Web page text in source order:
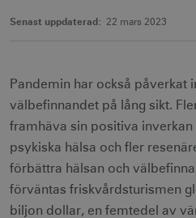
Senast uppdaterad: 22 mars 2023
Pandemin har också påverkat
välbefinnandet på lång sikt.
framhäva sin positiva
psykiska hälsa och fler
förbättra hälsan och
förväntas friskvårdsturismen
biljon dollar, en femtedel av